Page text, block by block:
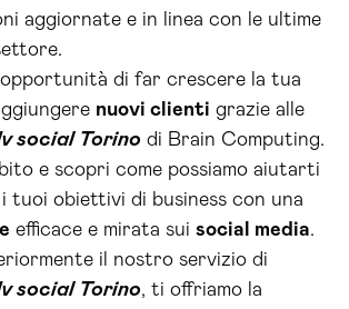
aggiornate e in linea con le ultime
di far crescere la tua
nuovi clienti grazie alle
social Torino di Brain Computing.
e scopri come possiamo aiutarti
tuoi obiettivi di business con una
efficace e mirata sui social media.
il nostro servizio di
social Torino, ti offriamo la